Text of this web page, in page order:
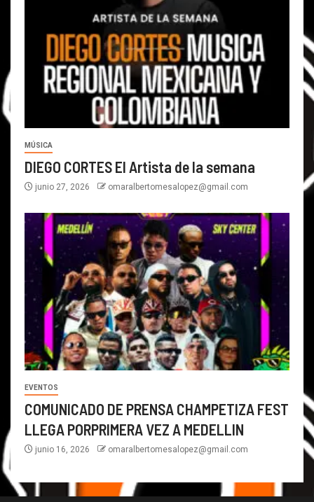
MÚSICA
DIEGO CORTES El Artista de la semana
junio 27, 2026 omaralbertomesalopez@gmail.com
EVENTOS
COMUNICADO DE PRENSA CHAMPETIZA FEST
LLEGA PORPRIMERA VEZ A MEDELLIN
junio 16, 2026 omaralbertomesalopez@gmail.com